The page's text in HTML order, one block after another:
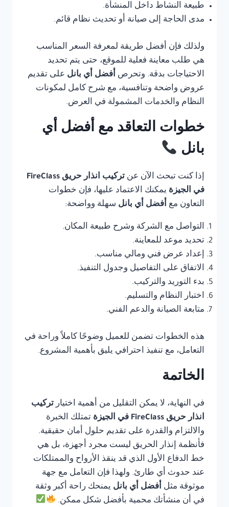
طبيعة النشاط داخل المنشأة.
مدى الحاجة إلى صيانة أو تحديث نظام قائم.
ولذلك فإن أفضل طريقة لمعرفة السعر المناسب
هي طلب معاينة فعلية للموقع، حتى يتم تحديد
الاحتياجات بدقة. وتحرص أفضل أي بانل على تقديم
عروض واضحة وتنافسية، مع شرح كامل لمكونات
النظام والخدمات المشمولة في العرض.
خطوات التعاقد مع أفضل أي
بانل
إذا كنت تبحث الآن عن
تركيب انذار حريق FireClass
في الجيزة يمكنك الاعتماد عليها، فإن خطوات
التعاون مع أفضل أي بانل سهلة وواضحة:
التواصل مع الشركة وشرح طبيعة المكان.
تحديد موعد للمعاينة.
إعداد عرض فني ومالي مناسب.
الاتفاق على التفاصيل وجدول التنفيذ.
بدء التوريد والتركيب.
اختبار النظام والتسليم.
متابعة الصيانة والدعم الفني.
هذه الخطوات تضمن للعميل وضوحًا كاملاً وراحة في
التعامل، مع تنفيذ احترافي يليق بأهمية المشروع.
الخاتمة
في النهاية، لا يمكن التقليل من أهمية اختيار تركيب
انذار حريق FireClass في الجيزة
تمتلك الخبرة
والالتزام والقدرة على تقديم حلول أمان حقيقية.
فأنظمة إنذار الحريق ليست مجرد أجهزة، بل هي
خط الدفاع الأول الذي قد ينقذ الأرواح والممتلكات
عند حدوث أي طارئ. ولهذا فإن التعامل مع جهة
موثوقة مثل أفضل أي بانل يمنحك راحة أكبر وثقة
في أن منشأتك محمية بأفضل شكل ممكن.